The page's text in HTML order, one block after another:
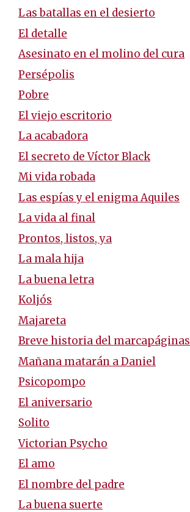
Las batallas en el desierto
El detalle
Asesinato en el molino del cura
Persépolis
Pobre
El viejo escritorio
La acabadora
El secreto de Víctor Black
Mi vida robada
Las espías y el enigma Aquiles
La vida al final
Prontos, listos, ya
La mala hija
La buena letra
Koljós
Majareta
Breve historia del marcapáginas
Mañana matarán a Daniel
Psicopompo
El aniversario
Solito
Victorian Psycho
El amo
El nombre del padre
La buena suerte